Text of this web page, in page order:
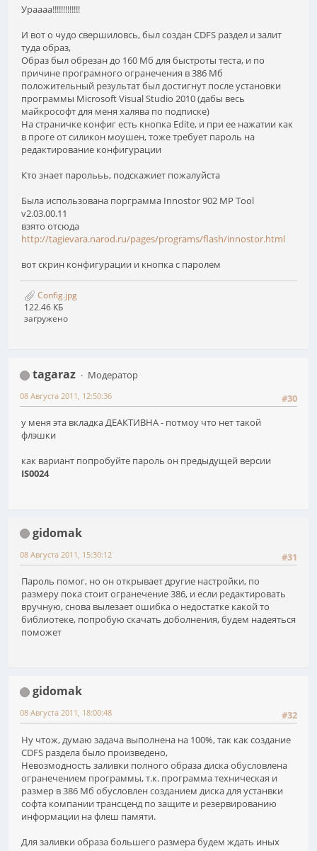
Ураааа!!!!!!!!!!!!!
И вот о чудо свершиловсь, был создан CDFS раздел и залит
туда образ,
Образ был обрезан до 160 Мб для быстроты теста, и по
причине програмного огранечения в 386 Мб
положительный результат был достигнут после установки
программы Microsoft Visual Studio 2010 (дабы весь
майкрософт для меня халява по подписке)
На страничке конфиг есть кнопка Edite, и при ее нажатии как
в проге от силикон моушен, тоже требует пароль на
редактирование конфигурации
Кто знает паролььь, подскажиет пожалуйста
Была использована порграмма Innostor 902 MP Tool
v2.03.00.11
взято отсюда
http://tagievara.narod.ru/pages/programs/flash/innostor.html
вот скрин конфигурации и кнопка с паролем
Config.jpg
122.46 КБ
загружено
tagaraz
Модератор
#30
08 Августа 2011, 12:50:36
у меня эта вкладка ДЕАКТИВНА - потмоу что нет такой
флэшки
как вариант попробуйте пароль он предыдущей версии
IS0024
gidomak
#31
08 Августа 2011, 15:30:12
Пароль помог, но он открывает другие настройки, по
размеру пока стоит огранечение 386, и если редактировать
вручную, снова вылезает ошибка о недостатке какой то
библиотеке, попробую скачать доболнения, будем надеяться
поможет
gidomak
#32
08 Августа 2011, 18:00:48
Ну чтож, думаю задача выполнена на 100%, так как создание
CDFS раздела было произведено,
Невозмодность заливки полного образа диска обусловлена
огранечением программы, т.к. программа техническая и
размер в 386 Мб обусловлен созданием диска для устанвки
софта компании трансценд по защите и резервированию
информации на флеш памяти.
Для заливки образа большего размера будем ждать иных